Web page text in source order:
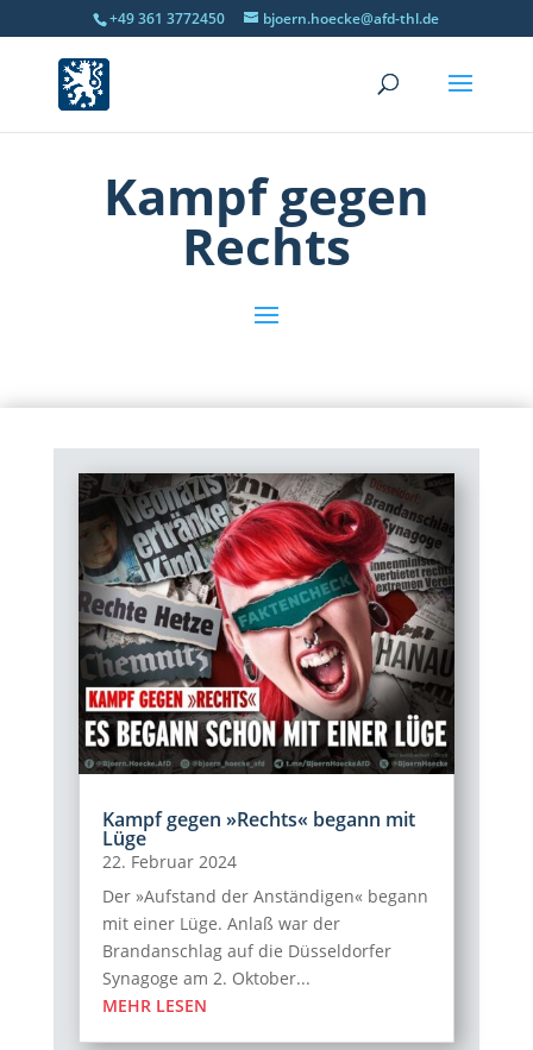
+49 361 3772450 bjoern.hoecke@afd-thl.de
Kampf gegen
Rechts
Kampf gegen »Rechts« begann mit
Lüge
22. Februar 2024
Der »Aufstand der Anständigen« begann
mit einer Lüge. Anlaß war der
Brandanschlag auf die Düsseldorfer
Synagoge am 2. Oktober...
MEHR LESEN